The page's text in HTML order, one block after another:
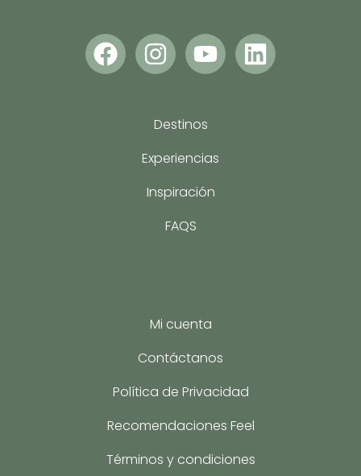
Destinos
Experiencias
Inspiración
FAQS
Mi cuenta
Contáctanos
Política de Privacidad
Recomendaciones Feel
Términos y condiciones